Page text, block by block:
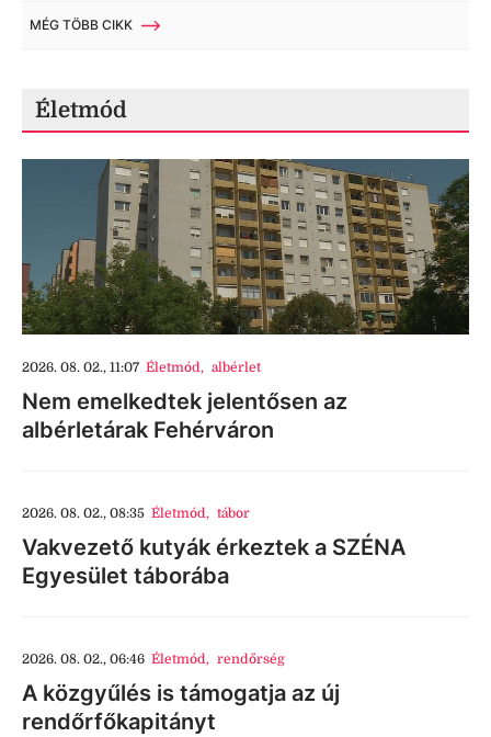
MÉG TÖBB CIKK
Életmód
2026. 08. 02., 11:07 Életmód, albérlet
Nem emelkedtek jelentősen az
albérletárak Fehérváron
2026. 08. 02., 08:35 Életmód, tábor
Vakvezető kutyák érkeztek a SZÉNA
Egyesület táborába
2026. 08. 02., 06:46 Életmód, rendőrség
A közgyűlés is támogatja az új
rendőrfőkapitányt